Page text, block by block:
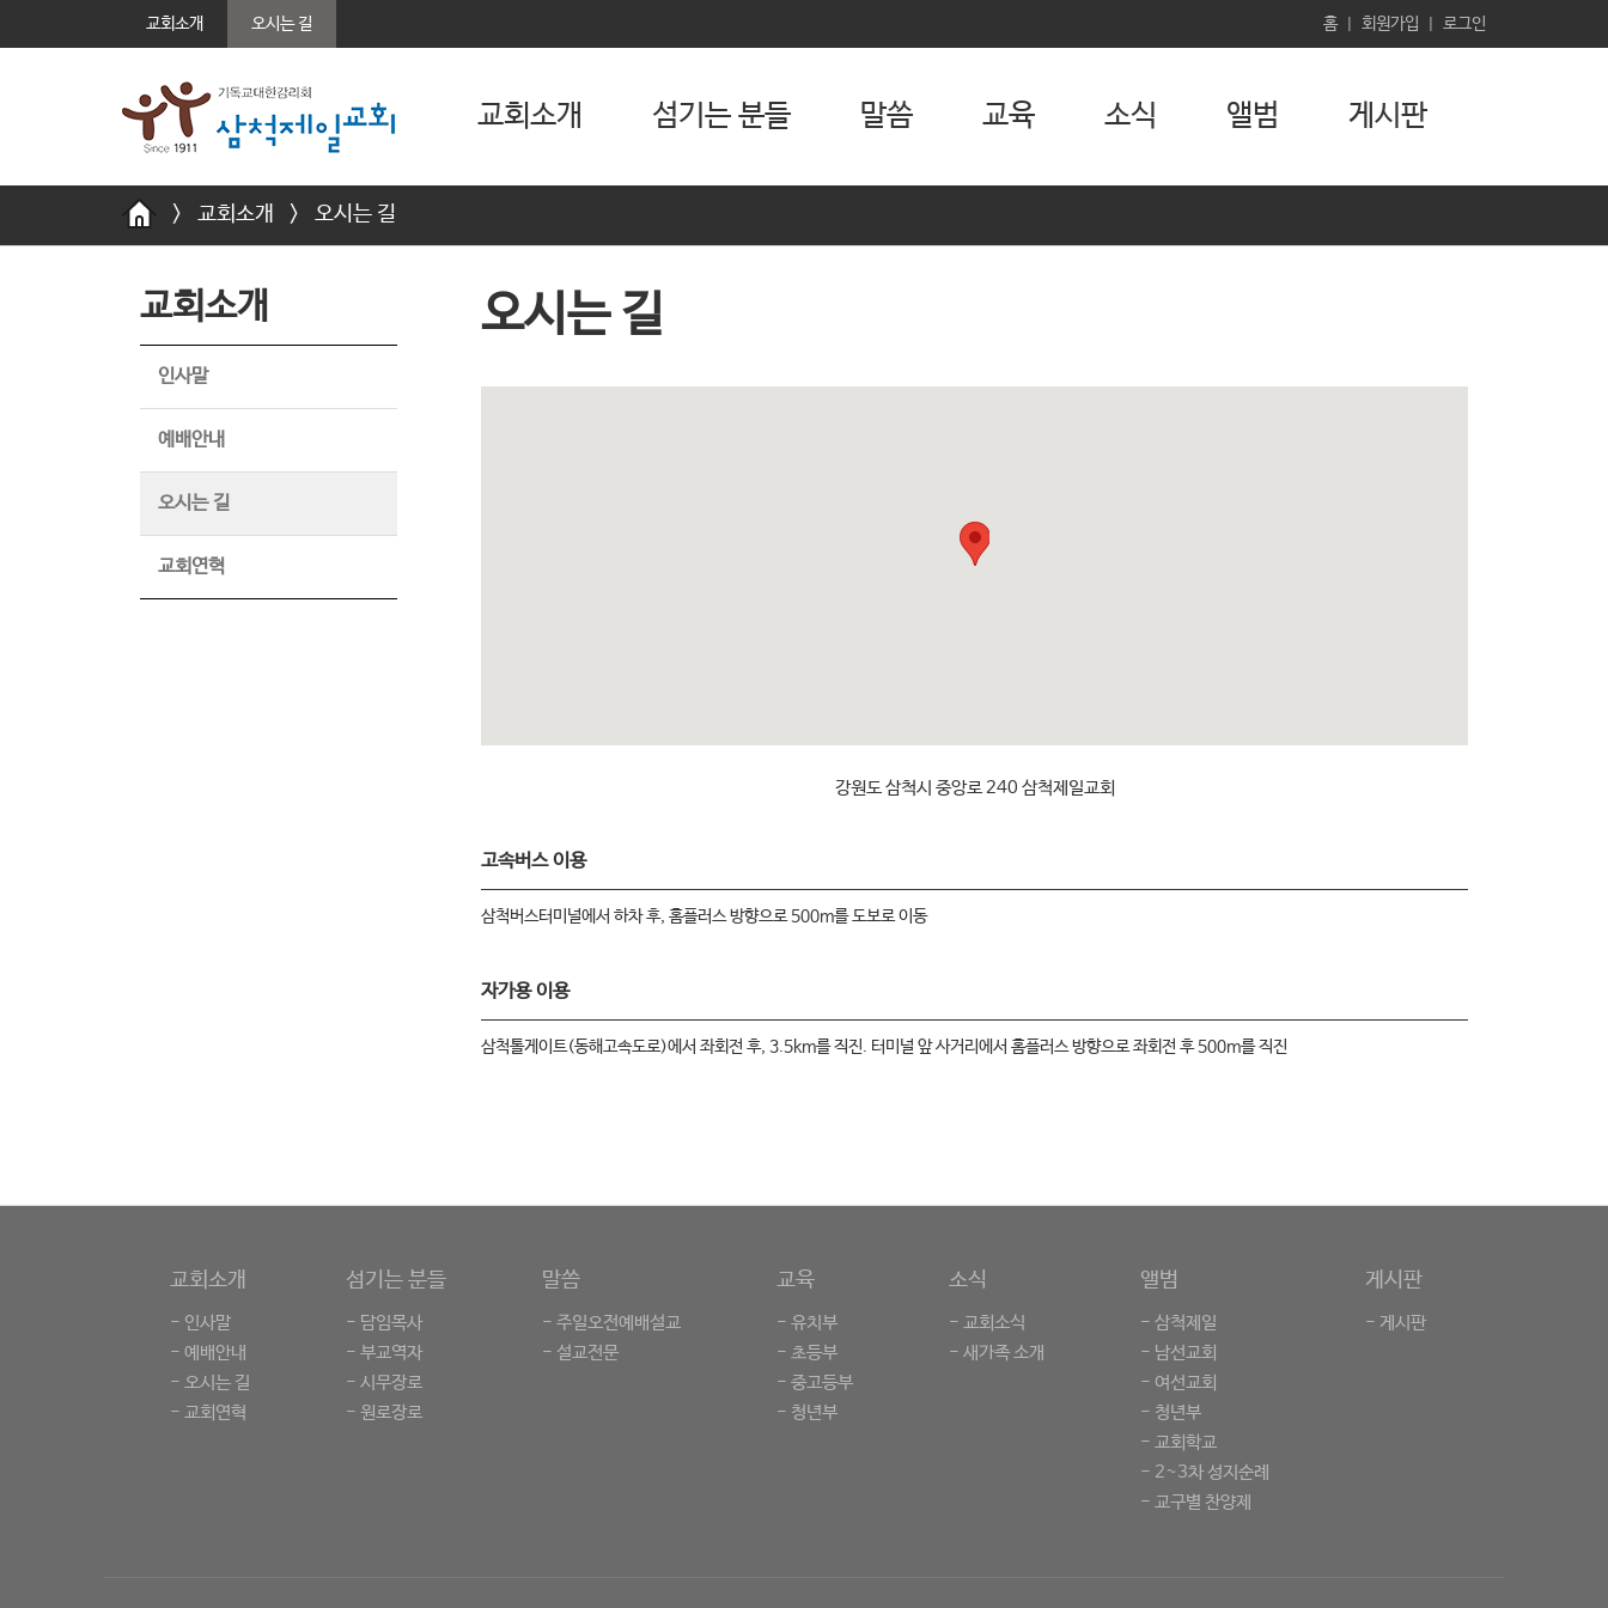
교회소개 오시는 길 홈 회원가입 로그인
교회소개 섬기는 분들 말씀 교육 소식 앨범 게시판
> 교회소개 > 오시는 길
교회소개
인사말
예배안내
오시는 길
교회연혁
오시는 길
강원도 삼척시 중앙로 240 삼척제일교회
고속버스 이용
삼척버스터미널에서 하차 후, 홈플러스 방향으로 500m를 도보로 이동
자가용 이용
삼척톨게이트(동해고속도로)에서 좌회전 후, 3.5km를 직진. 터미널 앞 사거리에서 홈플러스 방향으로 좌회전 후 500m를 직진
교회소개
- 인사말
- 예배안내
- 오시는 길
- 교회연혁
섬기는 분들
- 담임목사
- 부교역자
- 시무장로
- 원로장로
말씀
- 주일오전예배설교
- 설교전문
교육
- 유치부
- 초등부
- 중고등부
- 청년부
소식
- 교회소식
- 새가족 소개
앨범
- 삼척제일
- 남선교회
- 여선교회
- 청년부
- 교회학교
- 2~3차 성지순례
- 교구별 찬양제
게시판
- 게시판